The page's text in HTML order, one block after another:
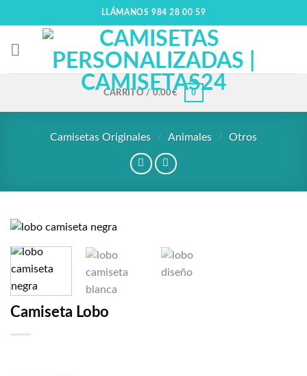
LLÁMANOS 984 28 00 59
CARRITO /0.00€ 0
Camisetas Originales / Animales / Otros
Camiseta Lobo